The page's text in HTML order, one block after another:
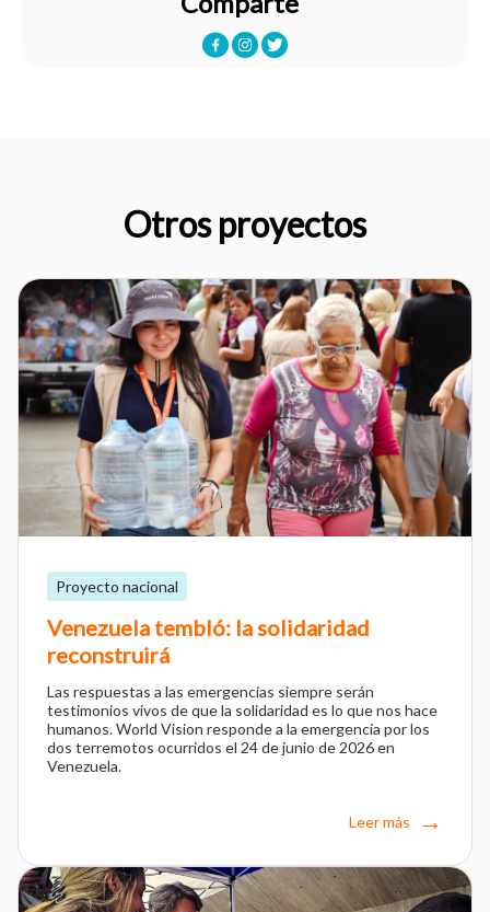
Otros proyectos
Proyecto nacional
Venezuela tembló: la solidaridad
reconstruirá
Las respuestas a las emergencias siempre serán
testimonios vivos de que la solidaridad es lo que nos hace
humanos. World Vision responde a la emergencia por los
dos terremotos ocurridos el 24 de junio de 2026 en
Venezuela.
Leer más